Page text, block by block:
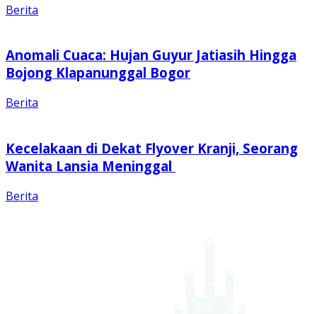
Berita
Anomali Cuaca: Hujan Guyur Jatiasih Hingga
Bojong Klapanunggal Bogor
Berita
Kecelakaan di Dekat Flyover Kranji, Seorang
Wanita Lansia Meninggal
Berita